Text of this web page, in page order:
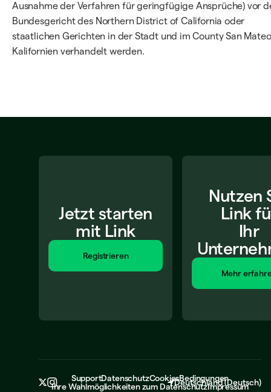
Ausnahme der Verfahren für geringfügige Ansprüche) vor
Bundesgericht des Northern District of California oder
staatlichen Gerichten in der Stadt und im County San
Kalifornien verhandelt werden.
Jetzt starten
mit Link
Registrieren
Nutzen
Link
Ihr
Mehr
SupportDatenschutzCookiesBedingungen
Ihre Wahlmöglichkeiten zum DatenschutzImpressum
Deutschland(Deutsch)